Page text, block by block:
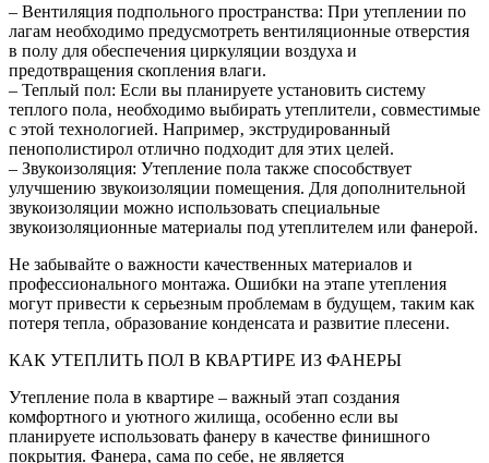
– Вентиляция подпольного пространства: При утеплении по
лагам необходимо предусмотреть вентиляционные отверстия
в полу для обеспечения циркуляции воздуха и
предотвращения скопления влаги.
– Теплый пол: Если вы планируете установить систему
теплого пола‚ необходимо выбирать утеплители‚ совместимые
с этой технологией. Например‚ экструдированный
пенополистирол отлично подходит для этих целей.
– Звукоизоляция: Утепление пола также способствует
улучшению звукоизоляции помещения. Для дополнительной
звукоизоляции можно использовать специальные
звукоизоляционные материалы под утеплителем или фанерой.
Не забывайте о важности качественных материалов и
профессионального монтажа. Ошибки на этапе утепления
могут привести к серьезным проблемам в будущем‚ таким как
потеря тепла‚ образование конденсата и развитие плесени.
КАК УТЕПЛИТЬ ПОЛ В КВАРТИРЕ ИЗ ФАНЕРЫ
Утепление пола в квартире – важный этап создания
комфортного и уютного жилища‚ особенно если вы
планируете использовать фанеру в качестве финишного
покрытия. Фанера‚ сама по себе‚ не является